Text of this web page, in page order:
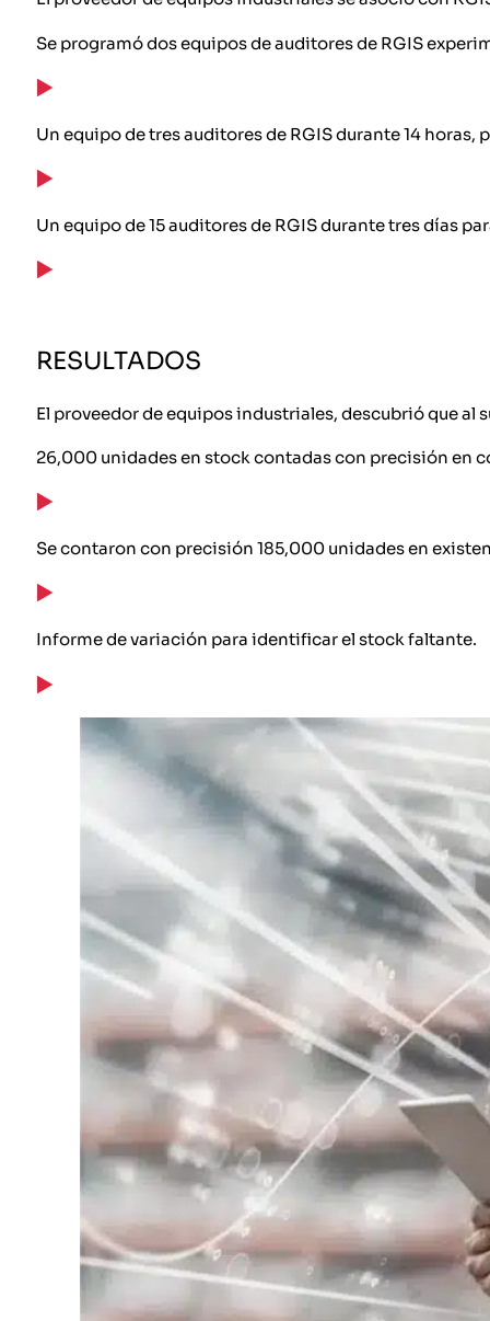
Se programó dos equipos de auditores de RGIS
Un equipo de tres auditores de RGIS durante 14
Un equipo de 15 auditores de RGIS durante tres días
RESULTADOS
El proveedor de equipos industriales, descubrió que
26,000 unidades en stock contadas con precisión en
Se contaron con precisión 185,000 unidades en
Informe de variación para identificar el stock faltante.